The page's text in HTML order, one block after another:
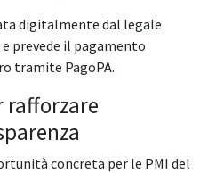
digitalmente dal legale
prevede il pagamento
tramite PagoPA.
rafforzare
concreta per le PMI del